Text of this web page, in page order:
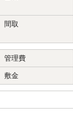
間取
管理費
敷金